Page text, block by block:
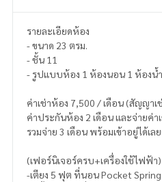
รายละเอียดห้อง
- ขนาด 23 ตรม.
- ชั้น 11
- รูปแบบห้อง 1 ห้องนอน 1 ห้องน้ำ
ค่าเช่าห้อง 7,500 / เดือน (สั
ค่าประกันห้อง 2 เดือน และจ่ายค่า
รวมจ่าย 3 เดือน พร้อมเข้าอยู่ได้เล
(เฟอร์นิเจอร์ครบ+เครื่องใช้ไฟฟ้า)
-เตียง 5 ฟุต ที่นอน Pocket Spring